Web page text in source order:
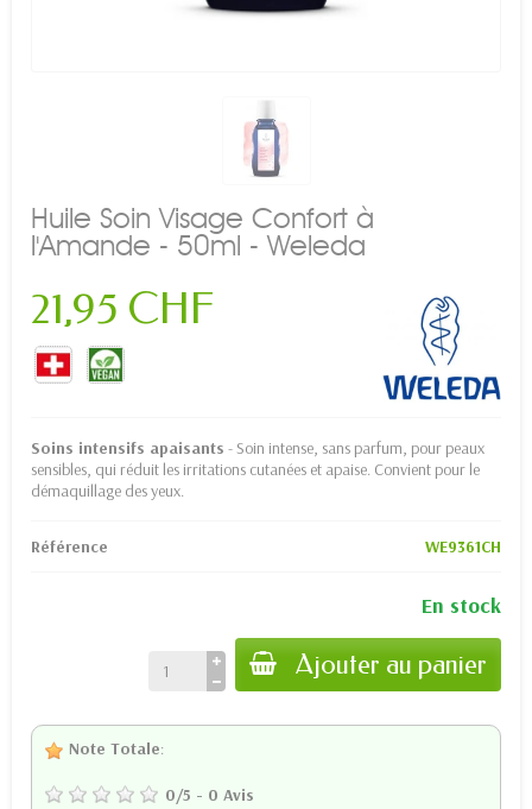
Huile Soin Visage Confort à
l'Amande - 50ml - Weleda
21,95 CHF
Soins intensifs apaisants - Soin intense, sans parfum, pour peaux
sensibles, qui réduit les irritations cutanées et apaise. Convient pour le
démaquillage des yeux.
Référence WE9361CH
En stock
Ajouter au panier
Note Totale:
0/5 - 0 Avis